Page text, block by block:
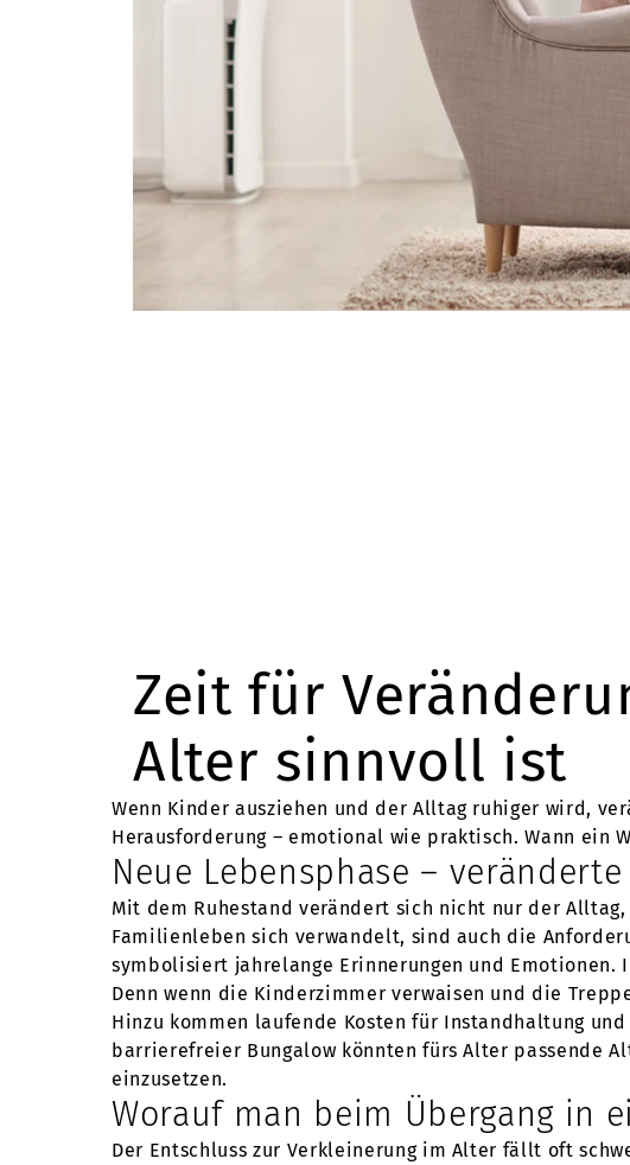
Zeit für
Alter sinnvoll ist
Wenn Kinder ausziehen und der Alltag ruhiger wird,
Herausforderung – emotional wie praktisch. Wann ein
Neue Lebensphase –
Mit dem Ruhestand verändert sich nicht nur der
Familienleben sich verwandelt, sind auch die
symbolisiert jahrelange Erinnerungen und
Denn wenn die Kinderzimmer verwaisen und die
Hinzu kommen laufende Kosten für Instandhaltung
barrierefreier Bungalow könnten fürs Alter passende
einzusetzen.
Worauf man beim Übergang in
Der Entschluss zur Verkleinerung im Alter fällt oft